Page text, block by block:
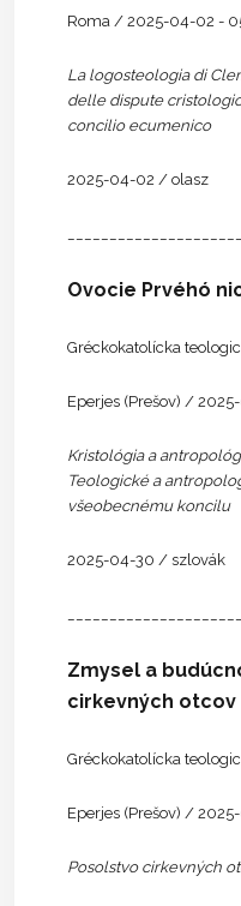
Roma / 2025-04-02 -
La logosteologia di
delle dispute
concilio ecumenico
2025-04-02 / olasz
Ovocie Prvéhó
Gréckokatolícka
Eperjes (Prešov) /
Kristológia a
Teologické a
všeobecnému koncilu
2025-04-30 / szlovák
Zmysel a
cirkevných otcov
Gréckokatolícka
Eperjes (Prešov) /
Posolstvo cirkevných